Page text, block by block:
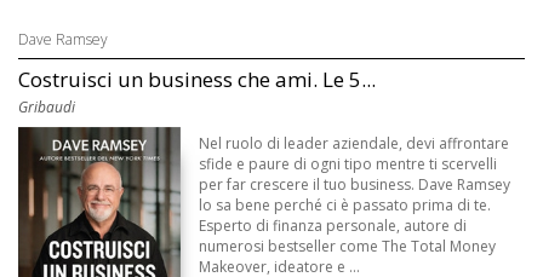
Dave Ramsey
Costruisci un business che ami. Le 5...
Gribaudi
Nel ruolo di leader aziendale, devi affrontare
sfide e paure di ogni tipo mentre ti scervelli
per far crescere il tuo business. Dave Ramsey
lo sa bene perché ci è passato prima di te.
Esperto di finanza personale, autore di
numerosi bestseller come The Total Money
Makeover, ideatore e ...